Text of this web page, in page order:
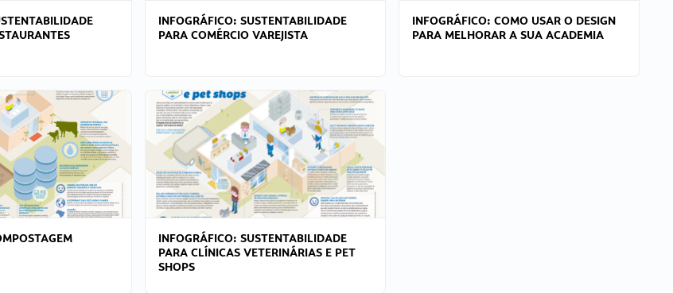
INFOGRÁFICO: SUSTENTABILIDADE
PARA COMÉRCIO VAREJISTA
INFOGRÁFICO: COMO USAR O DESIGN
PARA MELHORAR A SUA ACADEMIA
INFOGRÁFICO: SUSTENTABILIDADE
PARA CLÍNICAS VETERINÁRIAS E PET
SHOPS